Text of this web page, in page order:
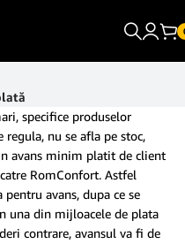
specifice produselor
nu se afla pe stoc,
avans minim platit de client
RomConfort. Astfel
avans, dupa ce se
una din mijloacele de plata
contrare, avansul va fi de